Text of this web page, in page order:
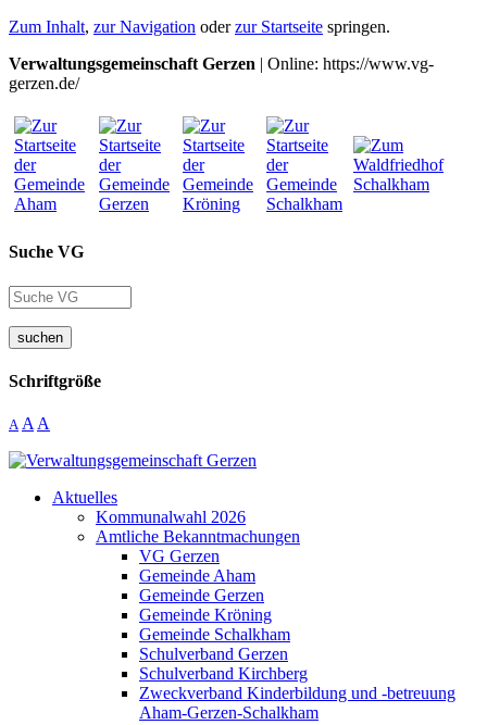
Zum Inhalt, zur Navigation oderzur Startseite springen.
Verwaltungsgemeinschaft Gerzen | Online: https://www.vg-
gerzen.de/
Suche VG
suchen
Schriftgröße
A A A
Aktuelles
Kommunalwahl 2026
Amtliche Bekanntmachungen
VG Gerzen
Gemeinde Aham
Gemeinde Gerzen
Gemeinde Kröning
Gemeinde Schalkham
Schulverband Gerzen
Schulverband Kirchberg
Zweckverband Kinderbildung und -betreuung
Aham-Gerzen-Schalkham